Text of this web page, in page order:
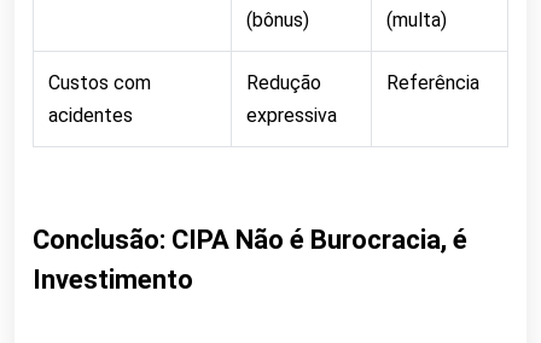
(bônus)
(multa)
Custos com
acidentes
Redução
expressiva
Referência
Conclusão: CIPA Não é Burocracia, é
Investimento